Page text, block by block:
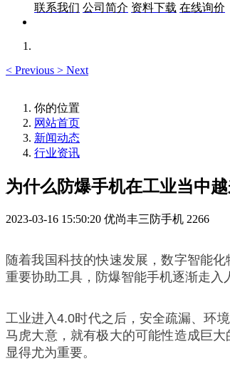
联系我们 公司简介 资料下载 在线询价
< Previous > Next
你的位置
网站首页
新闻动态
行业资讯
为什么防爆手机在工业当中
2023-03-16 15:50:20 优尚丰三防手机 2266
随着我国科技的快速发展，数字智能
重要协助工具，防爆智能手机逐渐走入
工业进入4.0时代之后，安全疏漏、环
马虎大意，就有极大的可能性造成巨
显得尤为重要。